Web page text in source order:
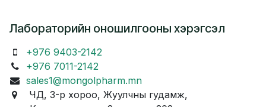
Лабораторийн оношилгооны хэрэгсэл
+976 9403-2142
+976 7011-2142
sales1@mongolpharm.mn
ЧД, 3-р хороо, Жуулчны гудамж,